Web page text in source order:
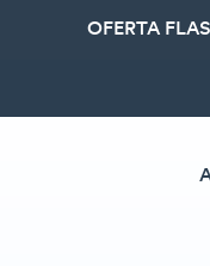
OFERTA